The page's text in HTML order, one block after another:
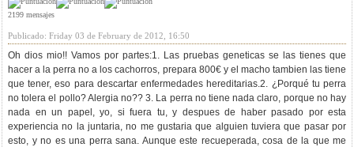
2199 mensajes
Publicado: Friday 03 de February de 2012, 16:50
Oh dios mio!! Vamos por partes:1. Las pruebas geneticas se las tienes que
hacer a la perra no a los cachorros, prepara 800€ y el macho tambien las tiene
que tener, eso para descartar enfermedades hereditarias.2. ¿Porqué tu perra
no tolera el pollo? Alergia no?? 3. La perra no tiene nada claro, porque no hay
nada en un papel, yo, si fuera tu, y despues de haber pasado por esta
experiencia no la juntaria, no me gustaria que alguien tuviera que pasar por
esto, y no es una perra sana. Aunque este recueperada, cosa de la que me